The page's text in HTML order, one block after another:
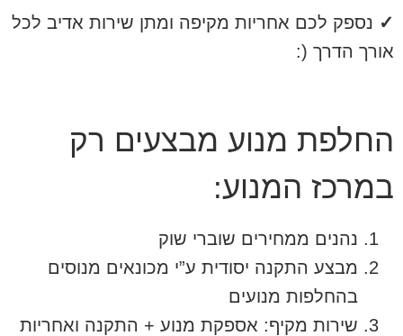
✓ נספק לכם אחריות מקיפה ומתן שירות אדיב לכל
אורך הדרך (:
החלפת מנוע מבצעים רק
במרכז המנוע:
נהנים ממחירים שוברי שוק
מבצע התקנה יסודית ע”י מכונאים מנוסים
בהחלפות מנועים
שירות מקיף: אספקת מנוע + התקנה ואחריות